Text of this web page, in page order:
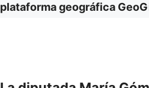
plataforma geográfica